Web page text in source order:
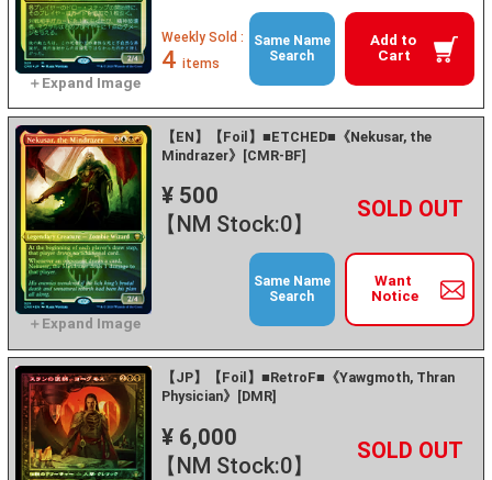
Add to
Cart
Weekly Sold :
4 items
Same Name
Search
【EN】【Foil】■ETCHED■《Nekusar, the
Mindrazer》[CMR-BF]
¥ 500
【NM Stock:0】
－ +
Want
Notice
Same Name
Search
【JP】【Foil】■RetroF■《Yawgmoth, Thran
Physician》[DMR]
¥ 6,000
【NM Stock:0】
－ +